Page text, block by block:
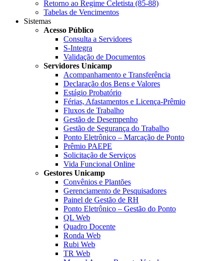
Retorno ao Regime Celetista (85-88)
Tabelas de Vencimentos
Sistemas
Acesso Público
Consulta a Servidores
S-Integra
Validação de Documentos
Servidores Unicamp
Acompanhamento e Transferência
Declaração dos Bens e Valores
Estágio Probatório
Férias, Afastamentos e Licença-Prêmio
Fluxos de Trabalho
Gestão de Desempenho
Gestão de Segurança do Trabalho
Ponto Eletrônico – Marcação de Ponto
Prêmio PAEPE
Solicitação de Serviços
Vida Funcional Online
Gestores Unicamp
Convênios e Plantões
Gerenciamento de Pesquisadores
Painel de Gestão de RH
Ponto Eletrônico – Gestão do Ponto
QL Web
Quadro Docente
Ronda Web
Rubi Web
TR Web